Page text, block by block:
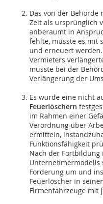
Das von der Behörde
Zeit als ursprünglich
anberaumt in
fehlte, musste es mit
und erneuert
Vermieters
musste bei der
Verlängerung der
Es wurde eine nicht
Feuerlöschern
im Rahmen einer
Verordnung über
ermitteln,
Funktionsfähigkeit
Nach der Fortbildung
Unternehmermodells
Forderung um und
Feuerlöscher in
Firmenfahrzeuge mit